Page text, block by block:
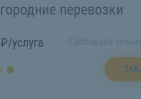
перевозки
₽/услуга